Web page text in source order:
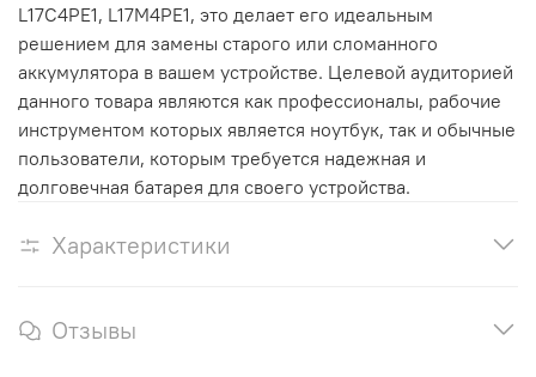
L17C4PE1, L17M4PE1, это делает его идеальным
решением для замены старого или сломанного
аккумулятора в вашем устройстве. Целевой аудиторией
данного товара являются как профессионалы, рабочие
инструментом которых является ноутбук, так и обычные
пользователи, которым требуется надежная и
долговечная батарея для своего устройства.
Характеристики
Отзывы